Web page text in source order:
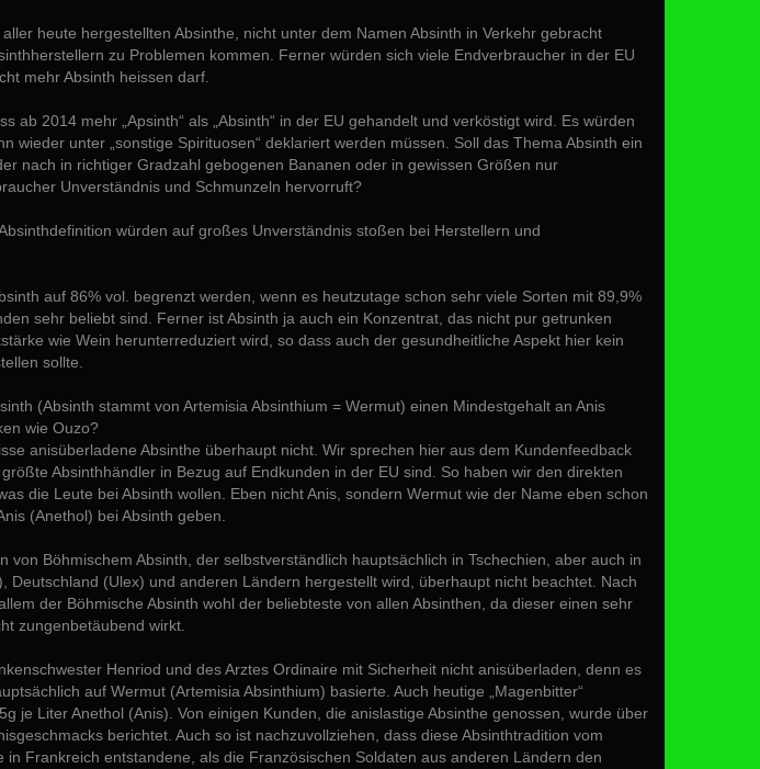
heute hergestellten Absinthe, nicht unter dem Namen Absinth in Verkehr gebracht
zu Problemen kommen. Ferner würden sich viele Endverbraucher in der EU
mehr Absinth heissen darf.
ab 2014 mehr „Apsinth“ als „Absinth“ in der EU gehandelt und verköstigt wird. Es würden
wieder unter „sonstige Spirituosen“ deklariert werden müssen. Soll das Thema Absinth ein
nach in richtiger Gradzahl gebogenen Bananen oder in gewissen Größen nur
Unverständnis und Schmunzeln hervorruft?
würden auf großes Unverständnis stoßen bei Herstellern und
auf 86% vol. begrenzt werden, wenn es heutzutage schon sehr viele Sorten mit 89,9%
sehr beliebt sind. Ferner ist Absinth ja auch ein Konzentrat, das nicht pur getrunken
wie Wein herunterreduziert wird, so dass auch der gesundheitliche Aspekt hier kein
sollte.
(Absinth stammt von Artemisia Absinthium = Wermut) einen Mindestgehalt an Anis
wie Ouzo?
anisüberladene Absinthe überhaupt nicht. Wir sprechen hier aus dem Kundenfeedback
Absinthhändler in Bezug auf Endkunden in der EU sind. So haben wir den direkten
die Leute bei Absinth wollen. Eben nicht Anis, sondern Wermut wie der Name eben schon
(Anethol) bei Absinth geben.
von Böhmischem Absinth, der selbstverständlich hauptsächlich in Tschechien, aber auch in
Deutschland (Ulex) und anderen Ländern hergestellt wird, überhaupt nicht beachtet. Nach
der Böhmische Absinth wohl der beliebteste von allen Absinthen, da dieser einen sehr
zungenbetäubend wirkt.
Henriod und des Arztes Ordinaire mit Sicherheit nicht anisüberladen, denn es
auf Wermut (Artemisia Absinthium) basierte. Auch heutige „Magenbitter“
je Liter Anethol (Anis). Von einigen Kunden, die anislastige Absinthe genossen, wurde über
berichtet. Auch so ist nachzuvollziehen, dass diese Absinthtradition vom
in Frankreich entstandene, als die Französischen Soldaten aus anderen Ländern den